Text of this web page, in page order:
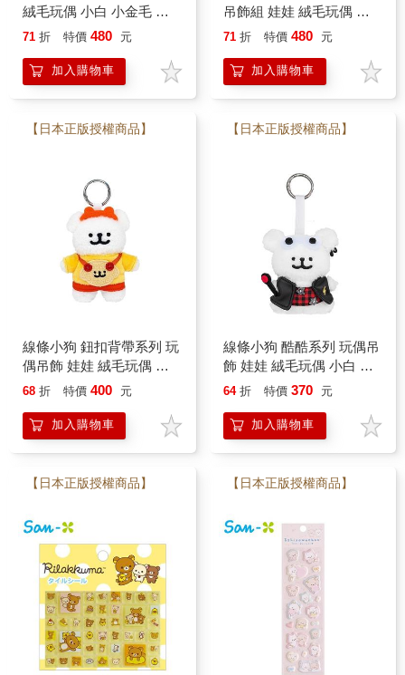
絨毛玩偶 小白 小金毛 馬
爾濟斯 狗狗 Maltese
71 折 特價 480 元
加入購物車
吊飾組 娃娃 絨毛玩偶 小
白 小金毛 馬爾濟斯 狗狗
71 折 特價 480 元
加入購物車
【日本正版授權商品】
線條小狗 鈕扣背帶系列 玩
偶吊飾 娃娃 絨毛玩偶 小
白 小金毛 馬爾濟斯 狗狗
68 折 特價 400 元
加入購物車
【日本正版授權商品】
線條小狗 酷酷系列 玩偶吊
飾 娃娃 絨毛玩偶 小白 小
金毛 馬爾濟斯 狗狗
64 折 特價 370 元
加入購物車
【日本正版授權商品】 【日本正版授權商品】